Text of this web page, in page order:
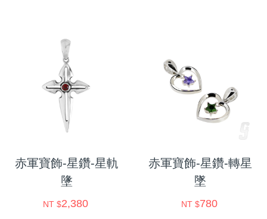
赤軍寶飾-星鑽-星軌
墬
NT $2,380
赤軍寶飾-星鑽-轉星
墜
NT $780